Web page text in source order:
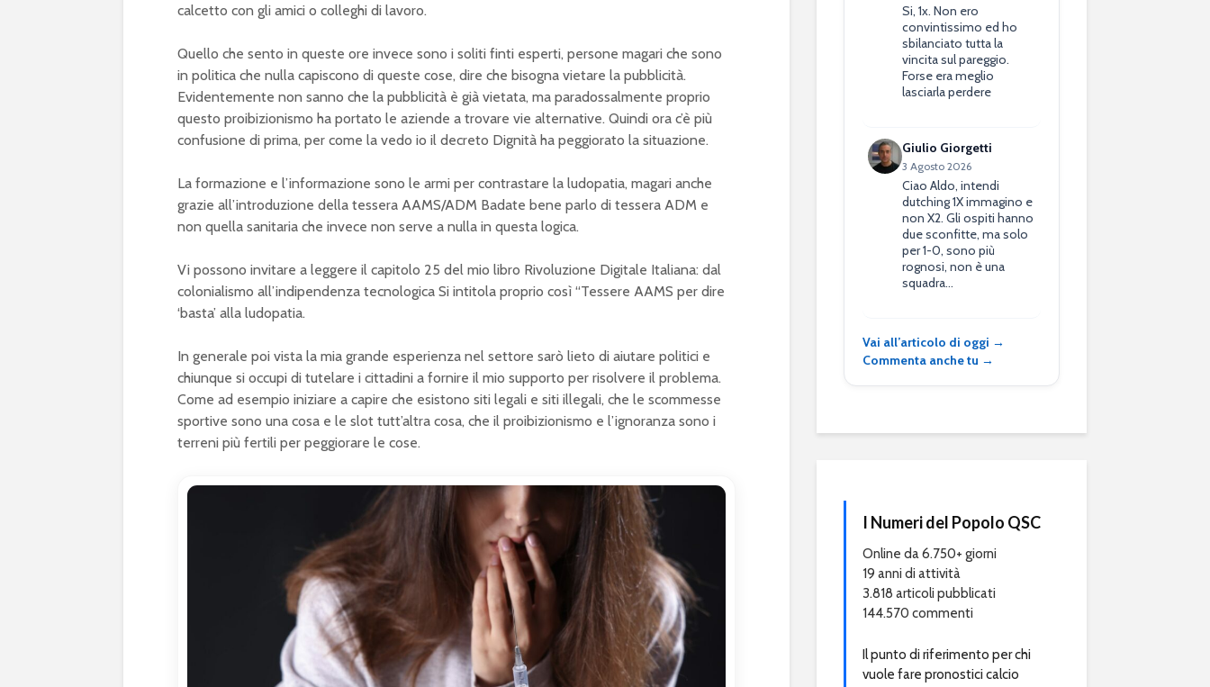
calcetto con gli amici o colleghi di lavoro.
Quello che sento in queste ore invece sono i soliti finti esperti, persone magari che sono
in politica che nulla capiscono di queste cose, dire che bisogna vietare la pubblicità.
Evidentemente non sanno che la pubblicità è già vietata, ma paradossalmente proprio
questo proibizionismo ha portato le aziende a trovare vie alternative. Quindi ora c’è più
confusione di prima, per come la vedo io il decreto Dignità ha peggiorato la situazione.
La formazione e l’informazione sono le armi per contrastare la ludopatia, magari anche
grazie all’introduzione della tessera AAMS/ADM Badate bene parlo di tessera ADM e
non quella sanitaria che invece non serve a nulla in questa logica.
Vi possono invitare a leggere il capitolo 25 del mio libro Rivoluzione Digitale Italiana: dal
colonialismo all’indipendenza tecnologica Si intitola proprio così “Tessere AAMS per dire
‘basta’ alla ludopatia.
In generale poi vista la mia grande esperienza nel settore sarò lieto di aiutare politici e
chiunque si occupi di tutelare i cittadini a fornire il mio supporto per risolvere il problema.
Come ad esempio iniziare a capire che esistono siti legali e siti illegali, che le scommesse
sportive sono una cosa e le slot tutt’altra cosa, che il proibizionismo e l’ignoranza sono i
terreni più fertili per peggiorare le cose.
Si, 1x. Non ero
convintissimo ed ho
sbilanciato tutta la
vincita sul pareggio.
Forse era meglio
lasciarla perdere
Giulio Giorgetti
3 Agosto 2026
Ciao Aldo, intendi
dutching 1X immagino e
non X2. Gli ospiti hanno
due sconfitte, ma solo
per 1-0, sono più
rognosi, non è una
squadra…
Vai all’articolo di oggi →
Commenta anche tu →
I Numeri del Popolo QSC
Online da 6.750+ giorni
19 anni di attività
3.818 articoli pubblicati
144.570 commenti
Il punto di riferimento per chi
vuole fare pronostici calcio